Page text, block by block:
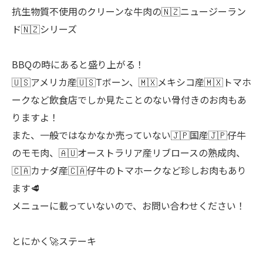
抗生物質不使用のクリーンな牛肉の🇳🇿ニュージーラン
ド🇳🇿シリーズ
BBQの時にあると盛り上がる！
🇺🇸アメリカ産🇺🇸Tボーン、🇲🇽メキシコ産🇲🇽トマホ
ークなど飲食店でしか見たことのない骨付きのお肉もあ
りますよ！
また、一般ではなかなか売っていない🇯🇵国産🇯🇵仔牛
のモモ肉、🇦🇺オーストラリア産リブロースの熟成肉、
🇨🇦カナダ産🇨🇦仔牛のトマホークなど珍しお肉もあり
ます🥩
メニューに載っていないので、お問い合わせください！
とにかく🚀ステーキ